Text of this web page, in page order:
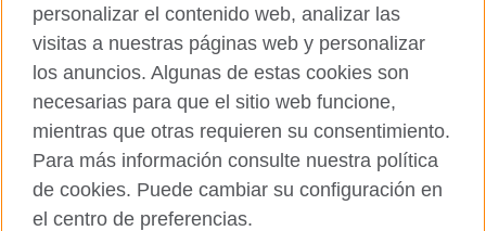
Quejas y comentarios
Mapa del sitio
© 2026 British Council
All cultural activities in Mexico are carried out by British Council
Asociados A.C., a not-for-profit entity established to undertake
cultural activities, including the promotion and diffusion of British
culture in Mexico, the fostering of cultural relations and mutual
understanding, the promotion of the English language, and the
personalizar el contenido web, analizar las
visitas a nuestras páginas web y personalizar
los anuncios. Algunas de estas cookies son
necesarias para que el sitio web funcione,
mientras que otras requieren su consentimiento.
Para más información consulte nuestra política
de cookies. Puede cambiar su configuración en
el centro de preferencias.